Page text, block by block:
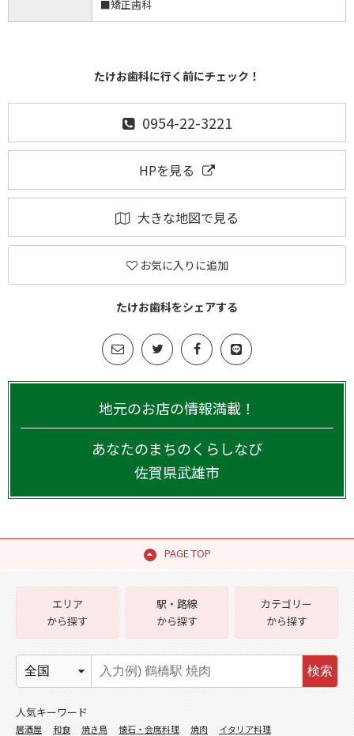
■矯正歯科
たけお歯科に行く前にチェック！
0954-22-3221
HPを見る
大きな地図で見る
お気に入りに追加
たけお歯科をシェアする
地元のお店の情報満載！
あなたのまちのくらしなび
佐賀県武雄市
PAGE TOP
エリア
から探す
駅・路線
から探す
カテゴリー
から探す
検索
人気キーワード
居酒屋 和食 焼き鳥 懐石・会席料理 焼肉
イタリア料理